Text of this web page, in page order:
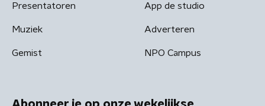
Presentatoren
Muziek
Gemist
App de studio
Adverteren
NPO Campus